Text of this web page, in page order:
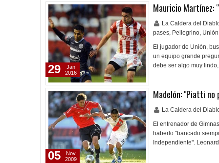
Mauricio Martínez:
La Caldera del
pases, Pellegrino, Unión
El jugador de Unión,
un equipo grande
debe ser algo muy
29
Jan
2016
Madelón: "Piatti no
La Caldera del
El entrenador de
haberlo "bancado
Independiente".
05
Nov
2009